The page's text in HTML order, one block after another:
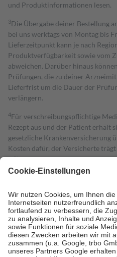
und Produktinformationen lesen.
3Die Übergabe deiner Bestellung
bei uns werktags von Montag bis
Lieferzeitpunkt kann je nach
Produktverfügbarkeit sowie vom
abweichen. Darüber hinaus
Prüfungen, die zu deiner
Lieferfrist um die Dauer der
verlängern.
4Für verschreibungspflichtige
Rezept aus und der Patient erhält
gesetzliche Krankenversicherung
Kosten dafür, der Versicherte
mit.
Grundsätzlich leisten Mitglieder
höchstens zehn Euro.
Es sind
Kosten der Leistung zu entrichten.
Diese Regeln gelten
Bei Heilmitteln und häuslicher
Zuzahlung zehn Prozent der
Verordnung.
Um das Engagement der